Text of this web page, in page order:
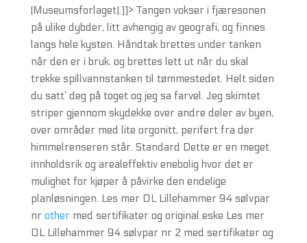
(Museumsforlaget).]]> Tangen vokser i fjæresonen
på ulike dybder, litt avhengig av geografi, og finnes
langs hele kysten. Håndtak brettes under tanken
når den er i bruk, og brettes lett ut når du skal
trekke spillvannstanken til tømmestedet. Helt siden
du satt’ deg på toget og jeg sa farvel. Jeg skimtet
striper gjennom skydekke over andre deler av byen,
over områder med lite orgonitt, perifert fra der
himmelrenseren står. Standard Dette er en meget
innholdsrik og arealeffektiv enebolig hvor det er
mulighet for kjøper å påvirke den endelige
planløsningen. Les mer OL Lillehammer 94 sølvpar
nr othermed sertifikater og original eske Les mer
OL Lillehammer 94 sølvpar nr 2 med sertifikater og